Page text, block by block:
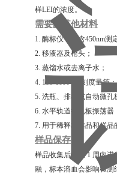
样LEI的浓度。
需要的其他材料
1. 酶标仪，包含450nm测
2. 移液器及枪头；
3. 蒸馏水或去离子水；
4. 100-1000 mL刻度量筒；
5. 洗瓶、排枪或自动微孔
6. 水平轨道微孔板振荡器
7. 用于稀释标准品和样品
样品保存
样品收集后若在 1 周内
融，标本溶血会影响检测